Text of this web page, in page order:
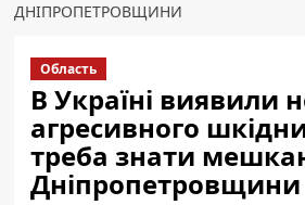
ДНІПРОПЕТРОВЩИНИ
Область
В Україні виявили
агресивного
треба знати
Дніпропетровщини